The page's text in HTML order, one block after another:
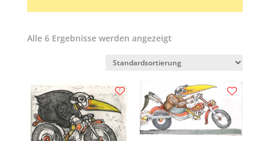
Alle 6 Ergebnisse werden angezeigt